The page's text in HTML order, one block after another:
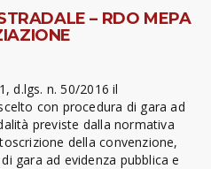
– RDO MEPA
d.lgs. n. 50/2016 il
con procedura di gara ad
previste dalla normativa
della convenzione,
gara ad evidenza pubblica e